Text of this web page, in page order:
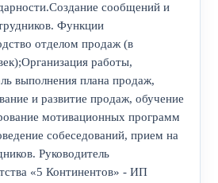
сообщений и
Функции
отделом продаж (в
работы,
выполнения плана продаж,
и развитие продаж, обучение
мотивационных программ
собеседований, прием на
Руководитель
«5 Континентов» - ИП